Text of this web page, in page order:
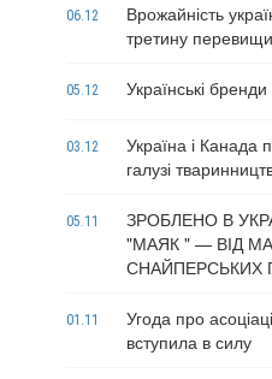
06.12
Врожайність
третину
05.12 Українські
03.12
Україна і Канада
галузі
05.11
ЗРОБЛЕНО В
"МАЯК " — ВІД
СНАЙПЕРСЬКИХ
01.11
Угода про
вступила в силу